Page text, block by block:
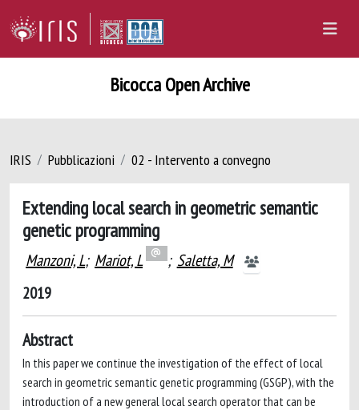
Bicocca Open Archive
IRIS Pubblicazioni 02 - Intervento a convegno
Extending local search in geometric semantic
genetic programming
Manzoni, L; Mariot, L ; Saletta, M
2019
Abstract
In this paper we continue the investigation of the effect of local
search in geometric semantic genetic programming (GSGP), with the
introduction of a new general local search operator that can be